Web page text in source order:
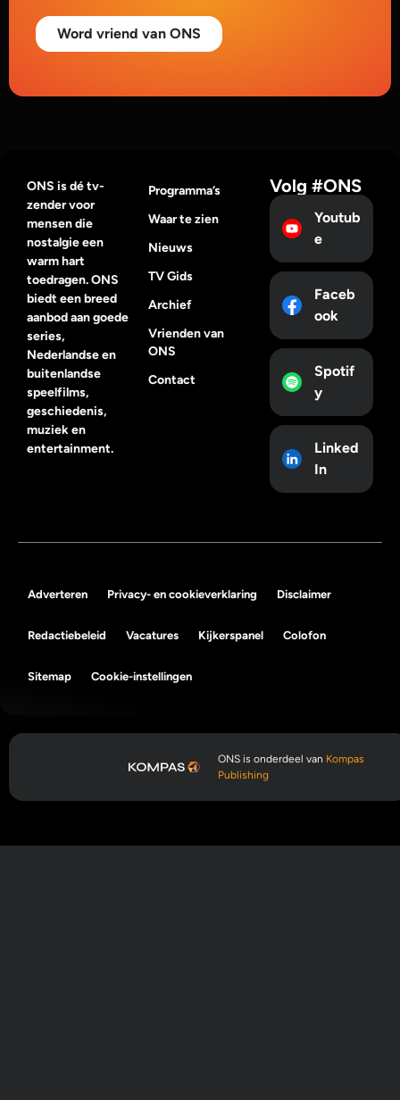
Word vriend van ONS
ONS is dé tv-
zender voor
mensen die
nostalgie een
warm hart
toedragen. ONS
biedt een breed
aanbod aan goede
series,
Nederlandse en
buitenlandse
speelfilms,
geschiedenis,
muziek en
entertainment.
Programma’s
Waar te zien
Nieuws
TV Gids
Archief
Vrienden van
ONS
Contact
Volg #ONS
Youtub
e
Faceb
ook
Spotif
y
Linked
In
Adverteren Privacy- en cookieverklaring Disclaimer
Redactiebeleid Vacatures Kijkerspanel Colofon
Sitemap Cookie-instellingen
ONS is onderdeel van Kompas
Publishing